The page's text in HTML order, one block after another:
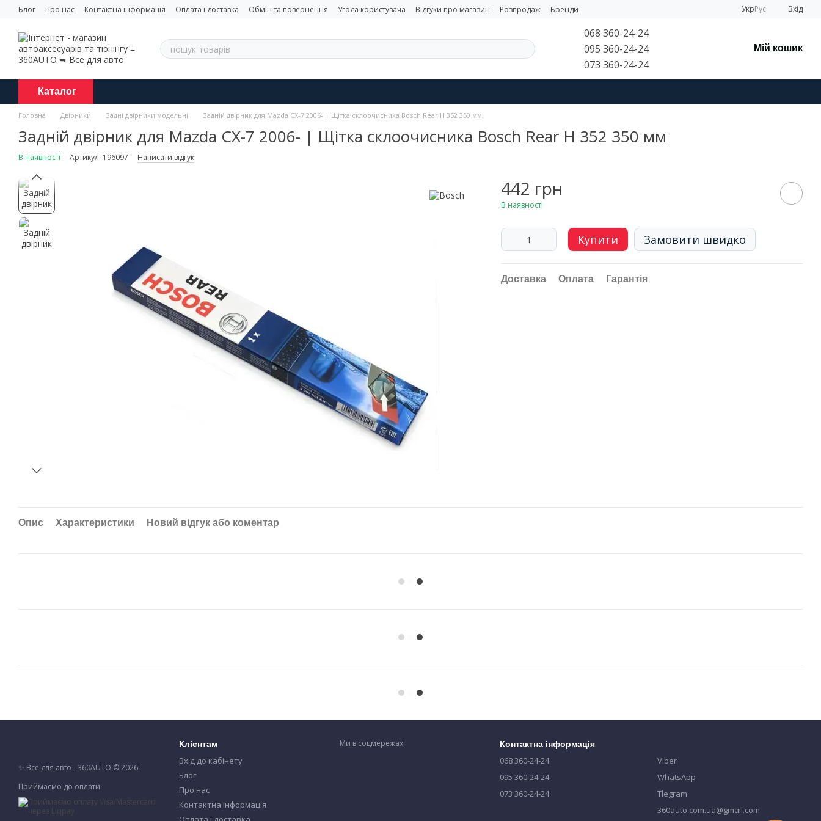
Перейти до основного контенту
Блог Про нас Контактна інформація Оплата і доставка Обмін та повернення Угода користувача Відгуки про магазин Розпродаж Бренди УкрРус Вхід
068 360-24-24
095 360-24-24
073 360-24-24
Мій кошик
Каталог
Головна Двірники Задні двірники модельні Задній двірник для Mazda CX-7 2006- | Щітка склоочисника Bosch Rear H 352 350 мм
Задній двірник для Mazda CX-7 2006- | Щітка склоочисника Bosch Rear H 352 350 мм
В наявності Артикул: 196097 Написати відгук
442 грн
В наявності
Купити Замовити швидко
Доставка Оплата Гарантія
Опис Характеристики Новий відгук або коментар
✨ Все для авто - 360AUTO © 2026
Приймаємо до оплати
Клієнтам
Вхід до кабінету
Блог
Про нас
Контактна інформація
Ми в соцмережах Контактна інформація
068 360-24-24
095 360-24-24
073 360-24-24
Viber
WhatsApp
Tlegram
360auto.com.ua@gmail.com